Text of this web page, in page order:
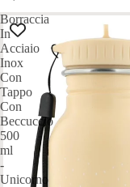
Borraccia
In
Acciaio
Inox
Con
Tappo
Con
Beccuccio
500
ml
-
Unicorno